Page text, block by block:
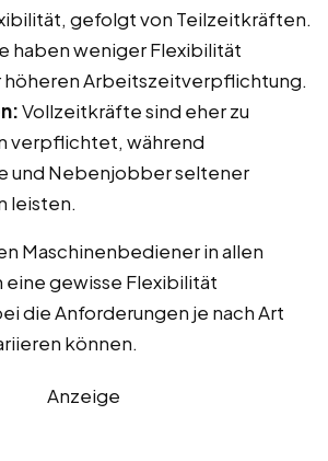
gefolgt von Teilzeitkräften.
haben weniger Flexibilität
höheren Arbeitszeitverpflichtung.
Vollzeitkräfte sind eher zu
verpflichtet, während
und Nebenjobber seltener
leisten.
Maschinenbediener in allen
eine gewisse Flexibilität
die Anforderungen je nach Art
können.
Anzeige